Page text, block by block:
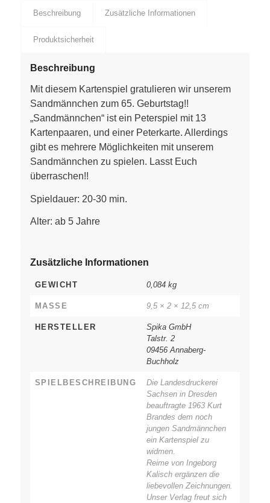
Beschreibung Zusätzliche Informationen
Produktsicherheit
Beschreibung
Mit diesem Kartenspiel gratulieren wir unserem
Sandmännchen zum 65. Geburtstag!!
„Sandmännchen“ ist ein Peterspiel mit 13
Kartenpaaren, und einer Peterkarte. Allerdings
gibt es mehrere Möglichkeiten mit unserem
Sandmännchen zu spielen. Lasst Euch
überraschen!!
Spieldauer: 20-30 min.
Alter: ab 5 Jahre
Zusätzliche Informationen
GEWICHT 0,084 kg
MASSE 9,5 × 2 × 12,5 cm
HERSTELLER
Spika GmbH
Talstr. 2
09456 Annaberg-
Buchholz
SPIELBESCHREIBUNG
Die Landesdruckerei
Sachsen in Dresden
beauftragte 1963 Kurt
Brandes dem noch
jungen Sandmännchen
ein Kartenspiel zu
widmen.
Reime von Ingeborg
Kalisch ergänzen die
liebevollen Zeichnungen.
Unser Verlag freut sich